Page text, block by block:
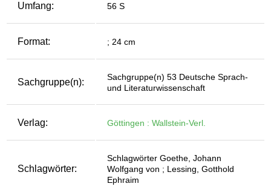
Umfang: 56 S
Format: ; 24 cm
Sachgruppe(n):
Sachgruppe(n) 53 Deutsche Sprach-
und Literaturwissenschaft
Verlag: Göttingen : Wallstein-Verl.
Schlagwörter:
Schlagwörter Goethe, Johann
Wolfgang von ; Lessing, Gotthold
Ephraim